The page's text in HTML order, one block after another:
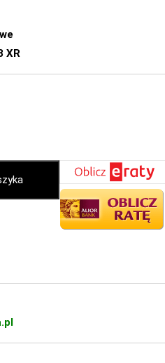
XR